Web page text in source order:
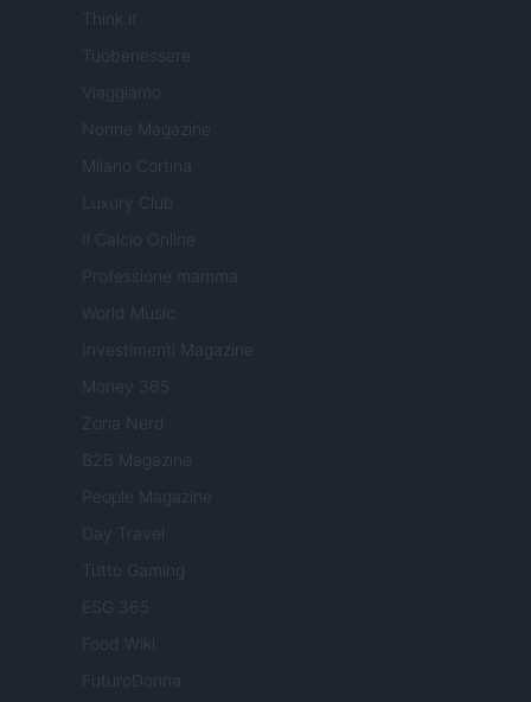
Think.it
Tuobenessere
Viaggiamo
Nonne Magazine
Milano Cortina
Luxury Club
Il Calcio Online
Professione mamma
World Music
Investimenti Magazine
Money 365
Zona Nerd
B2B Magazine
People Magazine
Day Travel
Tutto Gaming
ESG 365
Food Wiki
FuturoDonna